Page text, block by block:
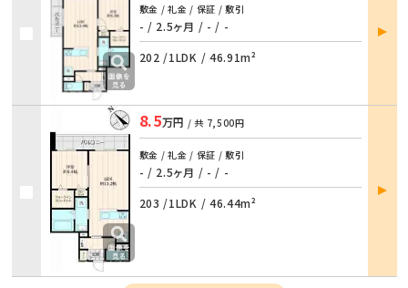
敷金 / 礼金 / 保証 / 敷引
- / 2.5ヶ月 / - / -
202 /1LDK / 46.91m²
部屋
詳細
8.5万円 / 共 7,500円
敷金 / 礼金 / 保証 / 敷引
- / 2.5ヶ月 / - / -
203 /1LDK / 46.44m²
部屋
詳細